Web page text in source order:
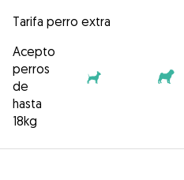
Tarifa perro extra
Acepto
perros
de
hasta
18kg